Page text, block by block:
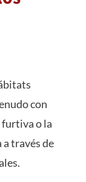
con
furtiva o la
través de